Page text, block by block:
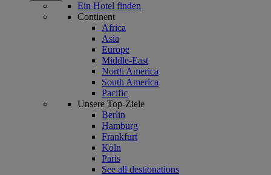
Ein Hotel finden
Continent
Africa
Asia
Europe
Middle-East
North America
South America
Pacific
Unsere Top-Ziele
Berlin
Hamburg
Frankfurt
Köln
Paris
See all destionations